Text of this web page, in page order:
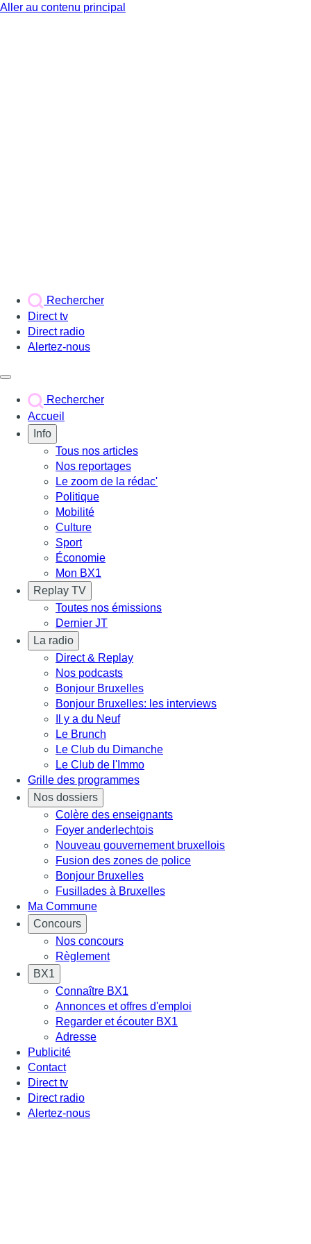
Aller au contenu principal
Rechercher
Direct tv
Direct radio
Alertez-nous
Rechercher
Accueil
Info
Tous nos articles
Nos reportages
Le zoom de la rédac'
Politique
Mobilité
Culture
Sport
Économie
Mon BX1
Replay TV
Toutes nos émissions
Dernier JT
La radio
Direct & Replay
Nos podcasts
Bonjour Bruxelles
Bonjour Bruxelles: les interviews
Il y a du Neuf
Le Brunch
Le Club du Dimanche
Le Club de l'Immo
Grille des programmes
Nos dossiers
Colère des enseignants
Foyer anderlechtois
Nouveau gouvernement bruxellois
Fusion des zones de police
Bonjour Bruxelles
Fusillades à Bruxelles
Ma Commune
Concours
Nos concours
Règlement
BX1
Connaître BX1
Annonces et offres d'emploi
Regarder et écouter BX1
Adresse
Publicité
Contact
Direct tv
Direct radio
Alertez-nous